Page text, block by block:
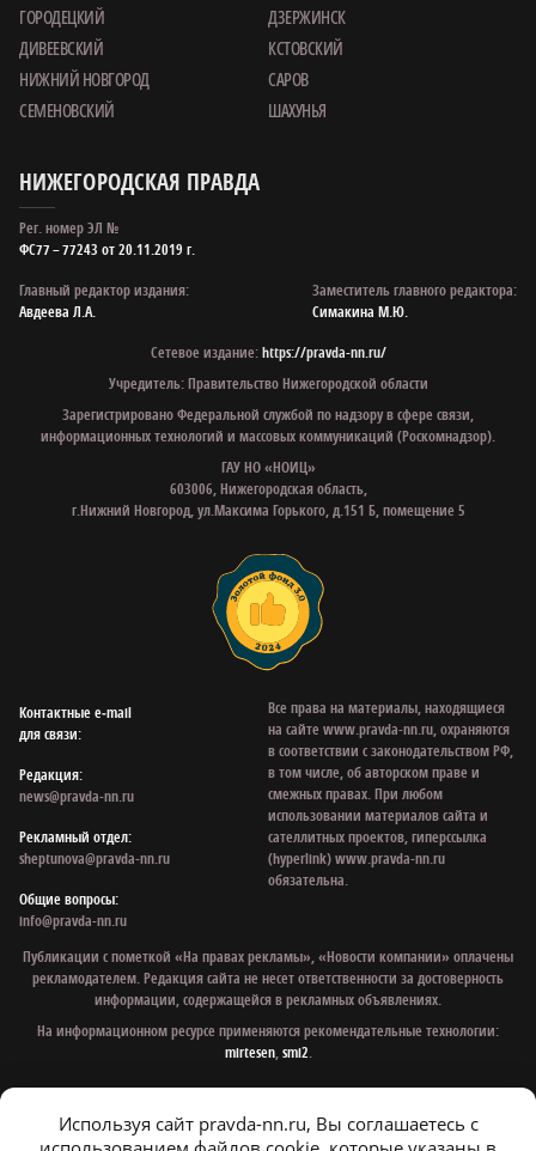
ГОРОДЕЦКИЙ
ДЗЕРЖИНСК
ДИВЕЕВСКИЙ
КСТОВСКИЙ
НИЖНИЙ НОВГОРОД
САРОВ
СЕМЕНОВСКИЙ
ШАХУНЬЯ
НИЖЕГОРОДСКАЯ ПРАВДА
Рег. номер ЭЛ №
ФС77 – 77243 от 20.11.2019 г.
Главный редактор издания:
Авдеева Л.А.
Заместитель главного редактора:
Симакина М.Ю.
Сетевое издание:https://pravda-nn.ru/
Учредитель: Правительство Нижегородской области
Зарегистрировано Федеральной службой по надзору в сфере связи,
информационных технологий и массовых коммуникаций (Роскомнадзор).
ГАУ НО «НОИЦ»
603006, Нижегородская область,
г.Нижний Новгород, ул.Максима Горького, д.151 Б, помещение 5
Контактные e‑mail
для связи:
Редакция:
news@pravda-nn.ru
Рекламный отдел:
sheptunova@pravda-nn.ru
Общие вопросы:
info@pravda-nn.ru
Все права на материалы, находящиеся
на сайте www.pravda-nn.ru, охраняются
в соответствии с законодательством РФ,
в том числе, об авторском праве и
смежных правах. При любом
использовании материалов сайта и
сателлитных проектов, гиперссылка
(hyperlink) www.pravda-nn.ru
обязательна.
Публикации с пометкой «На правах рекламы», «Новости компании» оплачены
рекламодателем. Редакция сайта не несет ответственности за достоверность
информации, содержащейся в рекламных объявлениях.
На информационном ресурсе применяются рекомендательные технологии:
mirtesen,smi2.
© 1997 - 2026 Газета «Нижегородская правда»
Используя сайт pravda-nn.ru, Вы соглашаетесь с